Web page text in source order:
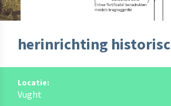
herinrichting
Locatie:
Vught